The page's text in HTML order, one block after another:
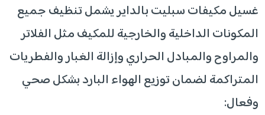
غسيل مكيفات سبليت بالداير يشمل تنظيف جميع
المكونات الداخلية والخارجية للمكيف مثل الفلاتر
والمراوح والمبادل الحراري وإزالة الغبار والفطريات
المتراكمة لضمان توزيع الهواء البارد بشكل صحي
وفعال: